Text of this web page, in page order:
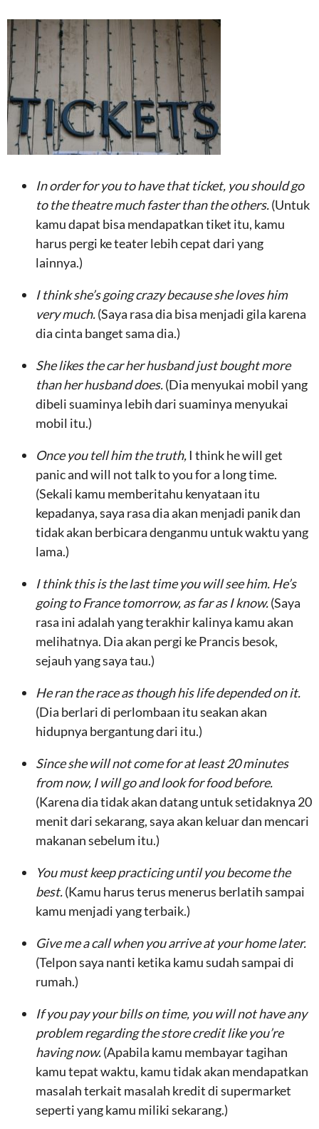
In order for you to have that ticket, you should go
to the theatre much faster than the others.(Untuk
kamu dapat bisa mendapatkan tiket itu, kamu
harus pergi ke teater lebih cepat dari yang
lainnya.)
I think she’s going crazy because she loves him
very much.(Saya rasa dia bisa menjadi gila karena
dia cinta banget sama dia.)
She likes the car her husband just bought more
than her husband does.(Dia menyukai mobil yang
dibeli suaminya lebih dari suaminya menyukai
mobil itu.)
Once you tell him the truth,I think he will get
panic and will not talk to you for a long time.
(Sekali kamu memberitahu kenyataan itu
kepadanya, saya rasa dia akan menjadi panik dan
tidak akan berbicara denganmu untuk waktu yang
lama.)
I think this is the last time you will see him. He’s
going to France tomorrow, as far as I know.(Saya
rasa ini adalah yang terakhir kalinya kamu akan
melihatnya. Dia akan pergi ke Prancis besok,
sejauh yang saya tau.)
He ran the race as though his life depended on it.
(Dia berlari di perlombaan itu seakan akan
hidupnya bergantung dari itu.)
Since she will not come for at least 20 minutes
from now, I will go and look for food before.
(Karena dia tidak akan datang untuk setidaknya 20
menit dari sekarang, saya akan keluar dan mencari
makanan sebelum itu.)
You must keep practicing until you become the
best.(Kamu harus terus menerus berlatih sampai
kamu menjadi yang terbaik.)
Give me a call when you arrive at your home later.
(Telpon saya nanti ketika kamu sudah sampai di
rumah.)
If you pay your bills on time, you will not have any
problem regarding the store credit like you’re
having now.(Apabila kamu membayar tagihan
kamu tepat waktu, kamu tidak akan mendapatkan
masalah terkait masalah kredit di supermarket
seperti yang kamu miliki sekarang.)